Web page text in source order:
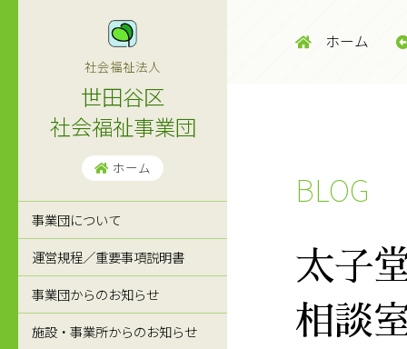
社会福祉法人
世田谷区
社会福祉事業団
ホーム
事業団について
運営規程／重要事項説明書
事業団からのお知らせ
施設・事業所からのお知らせ
ホーム
BLOG
太子
相談